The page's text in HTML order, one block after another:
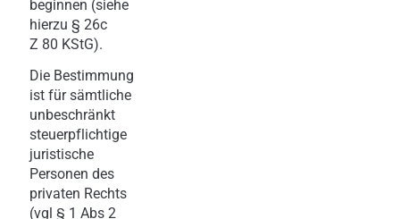
beginnen (siehe
hierzu § 26c
Z 80 KStG).
Die Bestimmung
ist für sämtliche
unbeschränkt
steuerpflichtige
juristische
Personen des
privaten Rechts
(vgl § 1 Abs 2